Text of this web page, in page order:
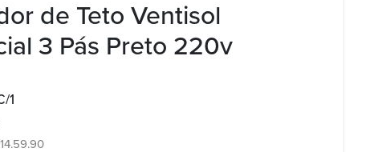
de Teto Ventisol
3 Pás Preto 220v
1